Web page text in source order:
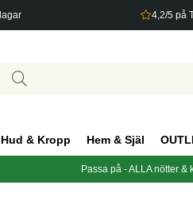
4,2/5 på
Hud & Kropp Hem & Själ
Passa på - ALLA nötter &